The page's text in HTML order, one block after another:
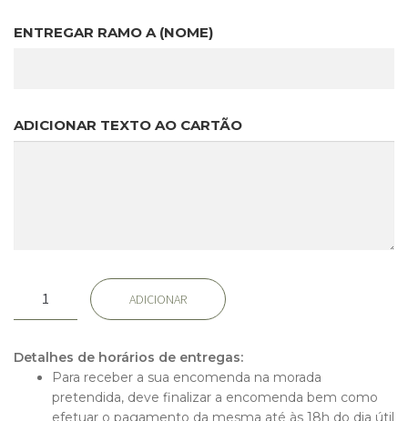
ENTREGAR RAMO A (NOME)
ADICIONAR TEXTO AO CARTÃO
Quantidade
ADICIONAR
Detalhes de horários de entregas:
Para receber a sua encomenda na morada
pretendida, deve finalizar a encomenda bem como
efetuar o pagamento da mesma até às 18h do dia útil